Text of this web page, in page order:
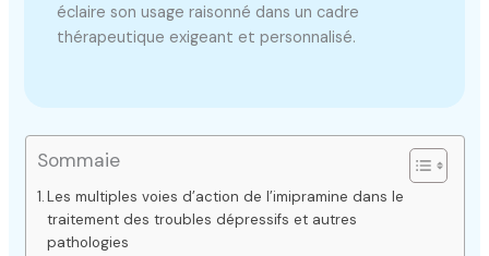
éclaire son usage raisonné dans un cadre
thérapeutique exigeant et personnalisé.
Sommaie
Les multiples voies d’action de l’imipramine dans le
traitement des troubles dépressifs et autres
pathologies